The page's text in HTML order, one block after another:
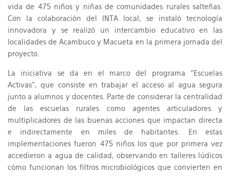
vida de 475 niños y niñas de comunidades rurales salteñas.
Con la colaboración del INTA local, se instaló tecnología
innovadora y se realizó un intercambio educativo en las
localidades de Acambuco y Macueta en la primera jornada del
proyecto.
La iniciativa se da en el marco del programa “Escuelas
Activas”, que consiste en trabajar el acceso al agua segura
junto a alumnos y docentes. Parte de considerar la centralidad
de las escuelas rurales como agentes articuladores y
multiplicadores de las buenas acciones que impactan directa
e indirectamente en miles de habitantes. En estas
implementaciones fueron 475 niños los que por primera vez
accedieron a agua de calidad, observando en talleres lúdicos
cómo funcionan los filtros microbiológicos que convierten en